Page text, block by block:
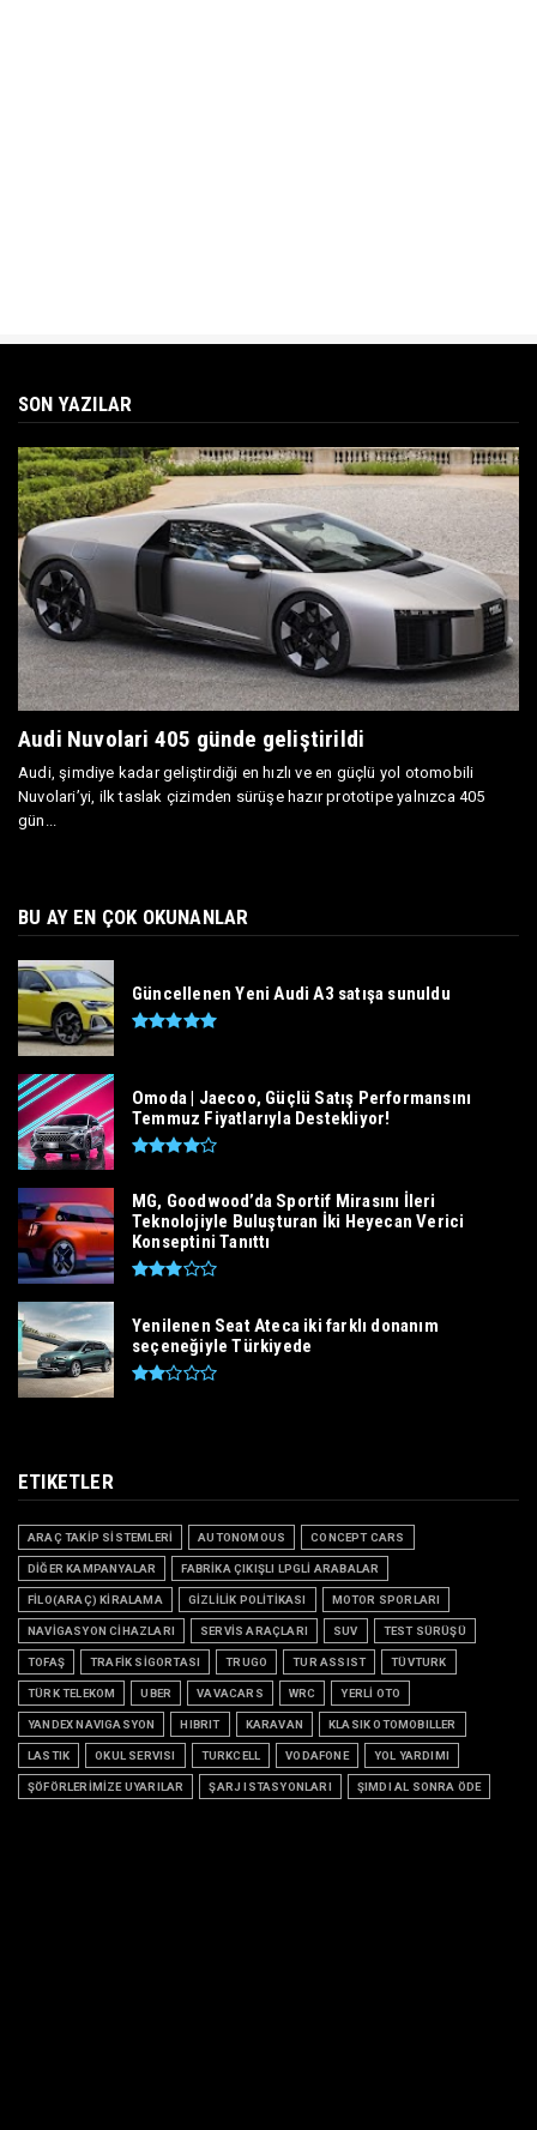
SON YAZILAR
Audi Nuvolari 405 günde geliştirildi
Audi, şimdiye kadar geliştirdiği en hızlı ve en güçlü yol otomobili
Nuvolari’yi, ilk taslak çizimden sürüşe hazır prototipe yalnızca 405
gün...
BU AY EN ÇOK OKUNANLAR
Güncellenen Yeni Audi A3 satışa sunuldu
Omoda | Jaecoo, Güçlü Satış Performansını
Temmuz Fiyatlarıyla Destekliyor!
MG, Goodwood’da Sportif Mirasını İleri
Teknolojiyle Buluşturan İki Heyecan Verici
Konseptini Tanıttı
Yenilenen Seat Ateca iki farklı donanım
seçeneğiyle Türkiyede
ETIKETLER
ARAÇ TAKİP SİSTEMLERİ AUTONOMOUS CONCEPT CARS
DİĞER KAMPANYALAR FABRİKA ÇIKIŞLI LPGLİ ARABALAR
FİLO(ARAÇ) KİRALAMA GİZLİLİK POLİTİKASI MOTOR SPORLARI
NAVİGASYON CİHAZLARI SERVİS ARAÇLARI SUV TEST SÜRÜŞÜ
TOFAŞ TRAFİK SİGORTASI TRUGO TUR ASSIST TÜVTURK
TÜRK TELEKOM UBER VAVACARS WRC YERLİ OTO
YANDEX NAVIGASYON HIBRIT KARAVAN KLASIK OTOMOBILLER
LASTIK OKUL SERVISI TURKCELL VODAFONE YOL YARDIMI
ŞÖFÖRLERİMİZE UYARILAR ŞARJ ISTASYONLARI ŞIMDI AL SONRA ÖDE